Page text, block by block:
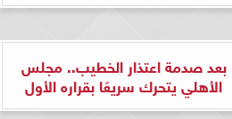
بعد صدمة اعتذار الخطيب.. مجلس
الأهلي يتحرك سريعًا بقراره الأول